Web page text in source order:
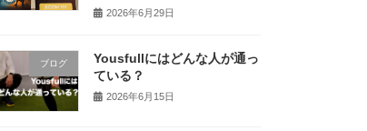
2026年6月29日
ブログ
Yousfullにはどんな人が通っ
ている？
2026年6月15日